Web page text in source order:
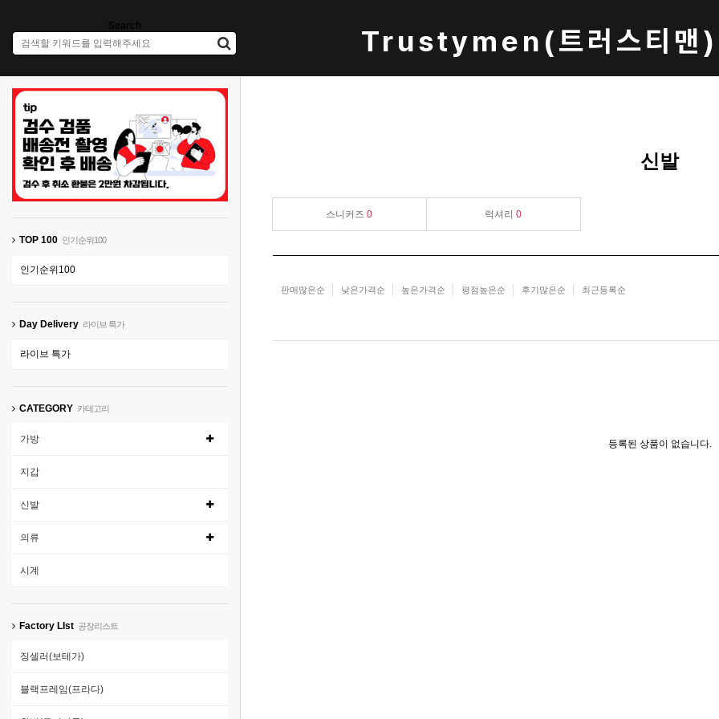
Search Trustymen(트러스티맨)
TOP 100 인기순위100
인기순위100
Day Delivery 라이브 특가
라이브 특가
CATEGORY 카테고리
가방
지갑
신발
의류
시계
Factory LIst 공장리스트
징셀러(보테가)
블랙프레임(프라다)
신발
스니커즈0 럭셔리0
판매많은순 낮은가격순 높은가격순 평점높은순 후기많은순 최근등록순
등록된 상품이 없습니다.